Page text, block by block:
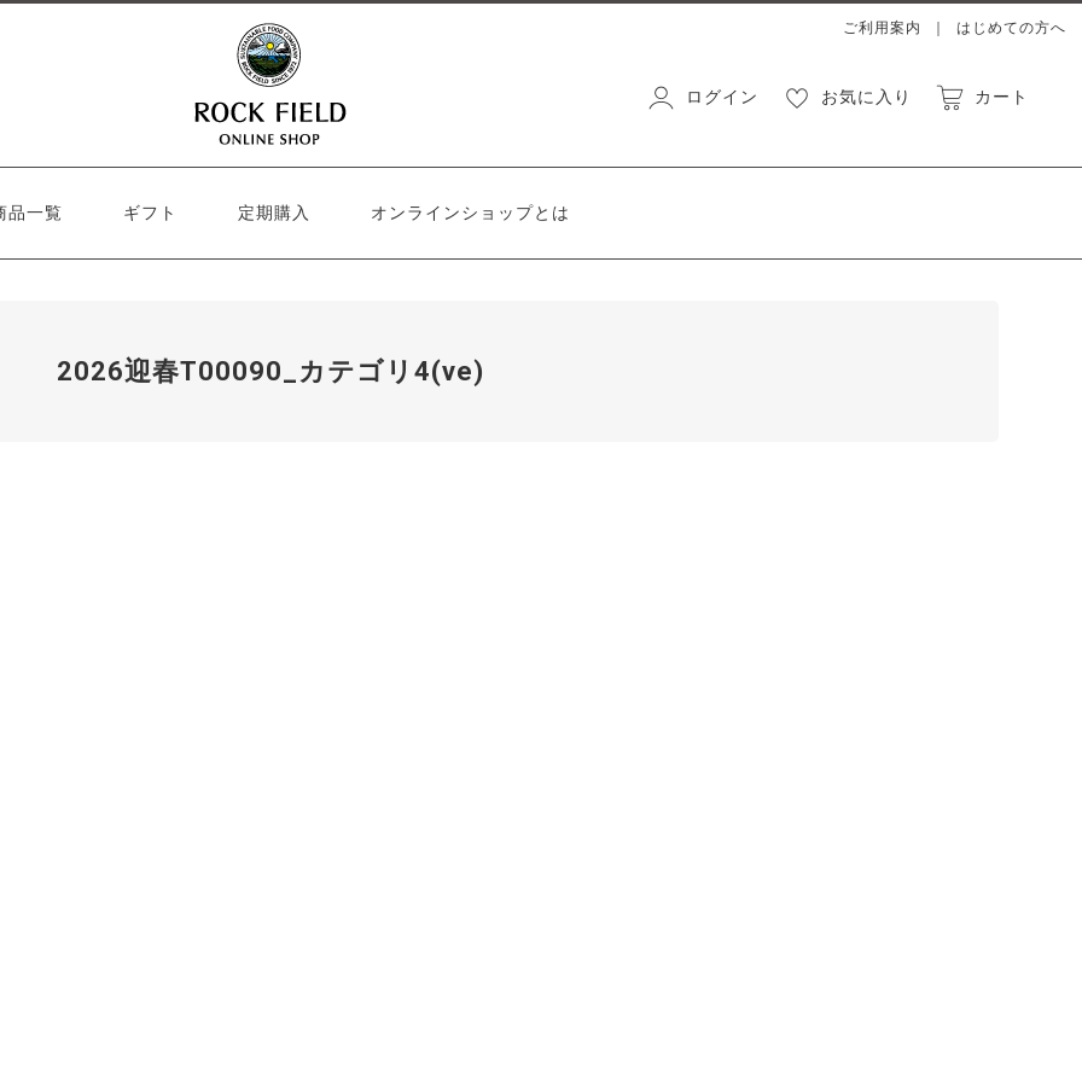
ログイン お気に入り カート
ご利用案内 はじめての方へ
品一覧 ギフト 定期購入 オンラインショップとは
2026迎春T00090_カテゴリ4(ve)